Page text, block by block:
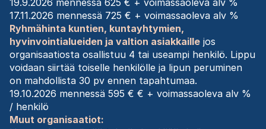
19.9.2026 mennessä 625 € + voimassaoleva alv %
17.11.2026 mennessä 725 € + voimassaoleva alv %
Ryhmähinta kuntien, kuntayhtymien,
hyvinvointialueiden ja valtion asiakkaillejos
organisaatiosta osallistuu 4 tai useampi henkilö. Lippu
voidaan siirtää toiselle henkilölle ja lipun peruminen
on mahdollista 30 pv ennen tapahtumaa.
19.10.2026 mennessä 595 € € + voimassaoleva alv %
/ henkilö
Muut organisaatiot: